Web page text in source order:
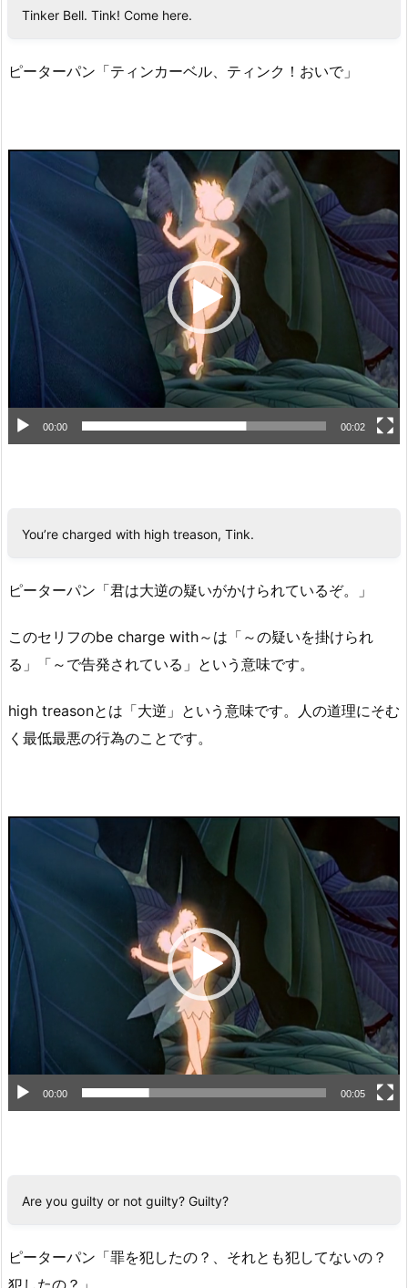
Tinker Bell. Tink! Come here.
ピーターパン「ティンカーベル、ティンク！おいで」
プ
レ
ー
ヤ
00:00 00:02
You’re charged with high treason, Tink.
ピーターパン「君は大逆の疑いがかけられているぞ。」
このセリフのbe charge with～は「～の疑いを掛けられ
る」「～で告発されている」という意味です。
high treasonとは「大逆」という意味です。人の道理にそむ
く最低最悪の行為のことです。
プ
レ
ー
ヤ
00:00 00:05
Are you guilty or not guilty? Guilty?
ピーターパン「罪を犯したの？、それとも犯してないの？